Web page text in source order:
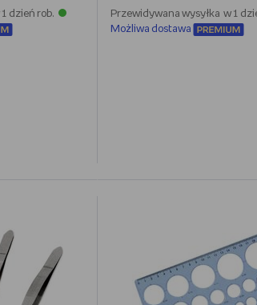
dzień rob.
Przewidywana wysyłka w 1
Możliwa dostawa